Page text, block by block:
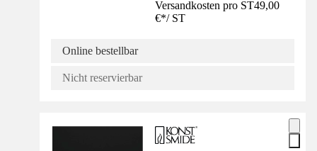
Versandkosten pro ST49,00
€*/ ST
Online bestellbar
Nicht reservierbar